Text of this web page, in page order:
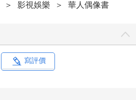
＞ 影視娛樂 ＞ 華人偶像書
寫評價